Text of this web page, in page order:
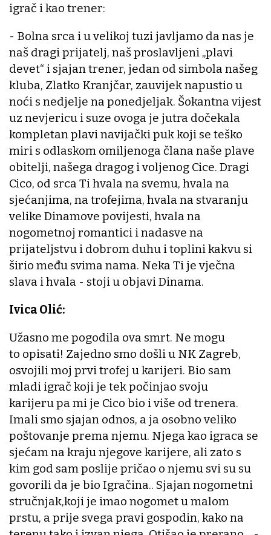
igrač i kao trener:
- Bolna srca i u velikoj tuzi javljamo da nas je
naš dragi prijatelj, naš proslavljeni „plavi
devet“ i sjajan trener, jedan od simbola našeg
kluba, Zlatko Kranjčar, zauvijek napustio u
noći s nedjelje na ponedjeljak. Šokantna vijest
uz nevjericu i suze ovoga je jutra dočekala
kompletan plavi navijački puk koji se teško
miri s odlaskom omiljenoga člana naše plave
obitelji, našega dragog i voljenog Cice. Dragi
Cico, od srca Ti hvala na svemu, hvala na
sjećanjima, na trofejima, hvala na stvaranju
velike Dinamove povijesti, hvala na
nogometnoj romantici i nadasve na
prijateljstvu i dobrom duhu i toplini kakvu si
širio među svima nama. Neka Ti je vječna
slava i hvala - stoji u objavi Dinama.
Ivica Olić:
Užasno me pogodila ova smrt. Ne mogu
to opisati! Zajedno smo došli u NK Zagreb,
osvojili moj prvi trofej u karijeri. Bio sam
mladi igrač koji je tek počinjao svoju
karijeru pa mi je Cico bio i više od trenera.
Imali smo sjajan odnos, a ja osobno veliko
poštovanje prema njemu. Njega kao igraca se
sjećam na kraju njegove karijere, ali zato s
kim god sam poslije pričao o njemu svi su su
govorili da je bio Igračina.. Sjajan nogometni
stručnjak,koji je imao nogomet u malom
prstu, a prije svega pravi gospodin, kako na